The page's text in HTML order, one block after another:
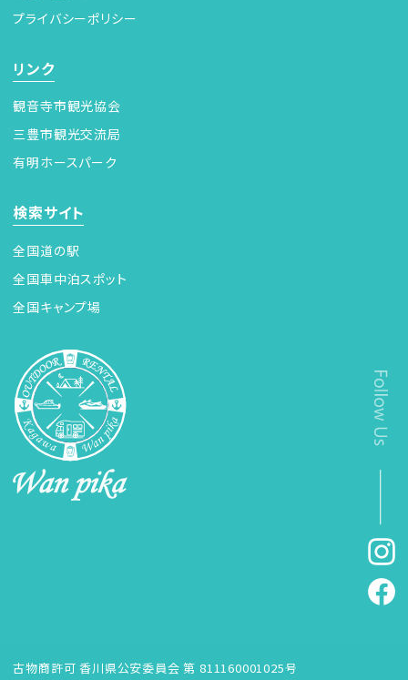
プライバシーポリシー
リンク
観音寺市観光協会
三豊市観光交流局
有明ホースパーク
検索サイト
全国道の駅
全国車中泊スポット
全国キャンプ場
古物商許可 香川県公安委員会 第 811160001025号